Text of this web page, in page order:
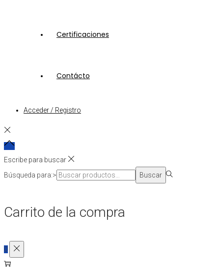
Certificaciones
Contácto
Acceder / Registro
Escribe para buscar
Búsqueda para:>
Buscar
Carrito de la compra
0